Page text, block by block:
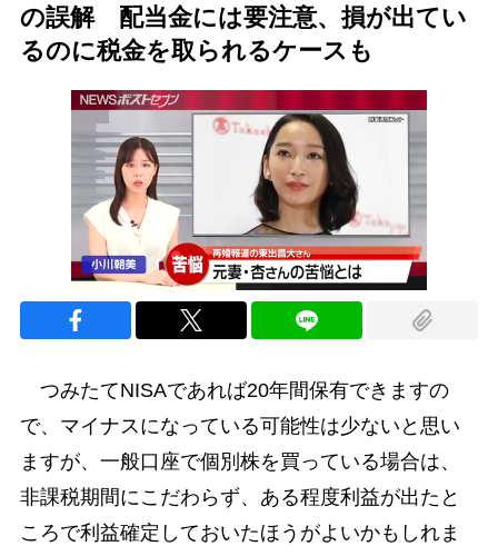
の誤解 配当金には要注意、損が出てい
るのに税金を取られるケースも
つみたてNISAであれば20年間保有できますの
で、マイナスになっている可能性は少ないと思い
ますが、一般口座で個別株を買っている場合は、
非課税期間にこだわらず、ある程度利益が出たと
ころで利益確定しておいたほうがよいかもしれま